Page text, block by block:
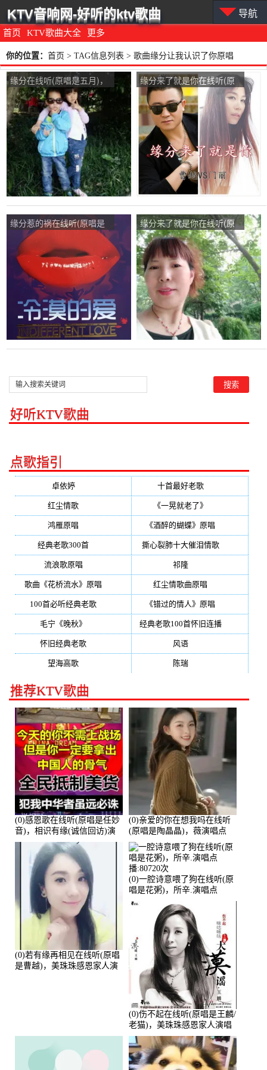
首页 KTV歌曲大全 更多
KTV音响网-好听的ktv歌曲 导航
你的位置： 首页 > TAG信息列表 > 歌曲缘分让我认识了你原唱
缘分在线听(原唱是五月)，
成倩怡演唱点播:60次
缘分来了就是你在线听(原
唱是曹越/门丽)，多彩荣姐
演唱点播:104次
缘分惹的祸在线听(原唱是
冷漠)，家有儿女演唱点
播:31次
缘分来了就是你在线听(原
唱是曹越/门丽)，文叶演唱
点播:90次
好听KTV歌曲
点歌指引
卓依婷(350) 十首最好老歌(300)
红尘情歌 《一晃就老了》
鸿雁原唱 《酒醉的蝴蝶》原唱
经典老歌300首 撕心裂肺十大催泪情歌(195)
流浪歌原唱 祁隆(188)
歌曲《花桥流水》原唱 红尘情歌曲原唱
100首必听经典老歌 《错过的情人》原唱
毛宁《晚秋》 经典老歌100首怀旧连播(134)
怀旧经典老歌 风语(132)
望海高歌 陈瑞(128)
推荐KTV歌曲
(0)感恩歌在线听(原唱是任妙
音)，相识有缘(诚信回访)演
唱点播:161288次
(0)亲爱的你在想我吗在线听
(原唱是陶晶晶)，薇演唱点
播:159722次
(0)若有缘再相见在线听(原唱
是曹越)，美珠珠感恩家人演
(0)一腔诗意喂了狗在线听(原
唱是花粥)，所辛.演唱点
播:80720次
(0)伤不起在线听(原唱是王麟/
老猫)，美珠珠感恩家人演唱
点播:80218次